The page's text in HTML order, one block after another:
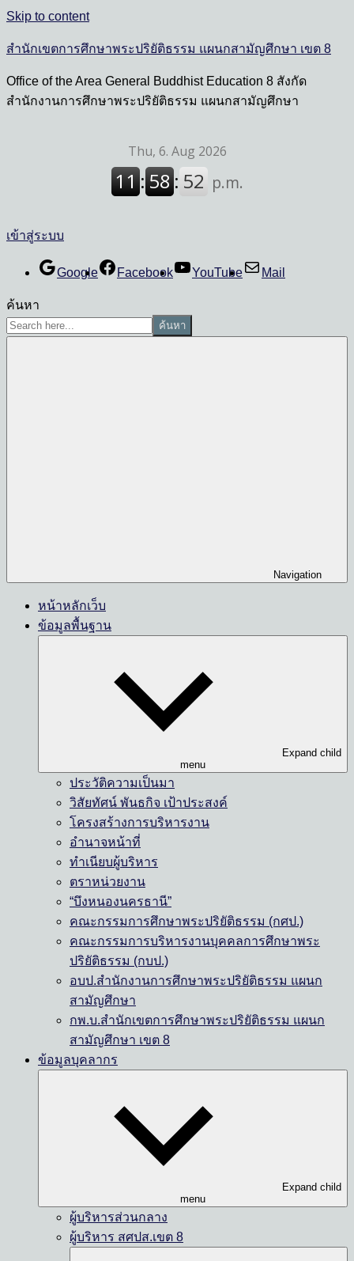
Skip to content
สำนักเขตการศึกษาพระปริยัติธรรม แผนกสามัญศึกษา เขต 8
Office of the Area General Buddhist Education 8 สังกัด
สำนักงานการศึกษาพระปริยัติธรรม แผนกสามัญศึกษา
เข้าสู่ระบบ
Google Facebook YouTube Mail
ค้นหา
ค้นหา
Navigation
หน้าหลักเว็บ
ข้อมูลพื้นฐาน
Expand child
menu
ประวัติความเป็นมา
วิสัยทัศน์ พันธกิจ เป้าประสงค์
โครงสร้างการบริหารงาน
อำนาจหน้าที่
ทำเนียบผู้บริหาร
ตราหน่วยงาน
“บึงหนองนครธานี”
คณะกรรมการศึกษาพระปริยัติธรรม (กศป.)
คณะกรรมการบริหารงานบุคคลการศึกษาพระ
ปริยัติธรรม (กบป.)
อบป.สำนักงานการศึกษาพระปริยัติธรรม แผนก
สามัญศึกษา
กพ.บ.สำนักเขตการศึกษาพระปริยัติธรรม แผนก
สามัญศึกษา เขต 8
ข้อมูลบุคลากร
Expand child
menu
ผู้บริหารส่วนกลาง
ผู้บริหาร สศปส.เขต 8